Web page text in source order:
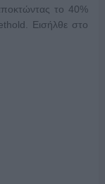
το 40%
Εισήλθε στο